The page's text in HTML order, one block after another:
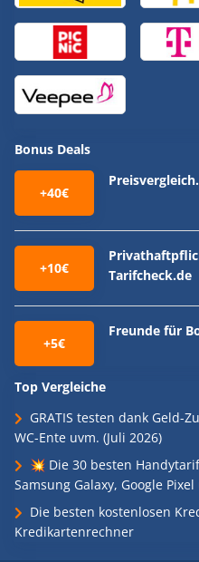
Bonus Deals
+40€
+10€
Tarifcheck.de
+5€
Freunde für
Top Vergleiche
GRATIS testen dank Geld-
WC-Ente uvm. (Juli 2026)
💥 Die 30 besten
Samsung Galaxy, Google
Die besten kostenlosen
Kredikartenrechner